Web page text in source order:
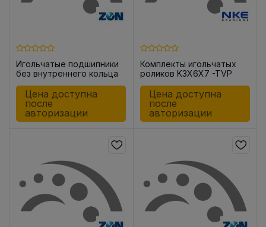
Игольчатые подшипники
без внутреннего кольца
HK2216 -OH
Цена доступна
после
авторизации
Комплекты игольчатых
роликов K3X6X7 -TVP
Цена доступна
после
авторизации